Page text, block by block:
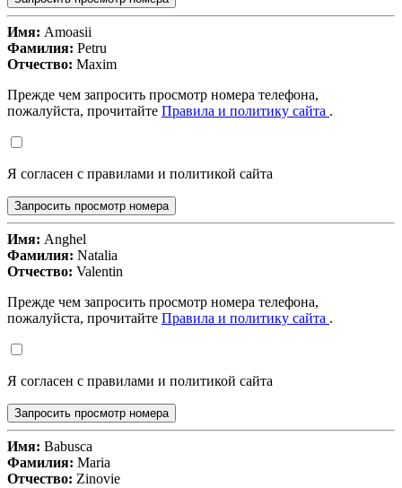
Имя: Amoasii
Фамилия: Petru
Отчество: Maxim
Прежде чем запросить просмотр номера телефона,
пожалуйста, прочитайте Правила и политику сайта .
Я согласен с правилами и политикой сайта
Запросить просмотр номера
Имя: Anghel
Фамилия: Natalia
Отчество: Valentin
Прежде чем запросить просмотр номера телефона,
пожалуйста, прочитайте Правила и политику сайта .
Я согласен с правилами и политикой сайта
Запросить просмотр номера
Имя: Babusca
Фамилия: Maria
Отчество: Zinovie